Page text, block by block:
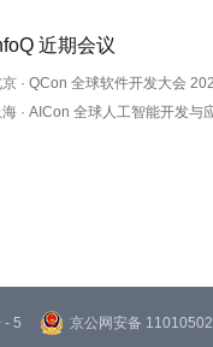
近期会议
· QCon 全球软件开发大会
· AICon 全球人工智能开发与
- 5 京公网安备